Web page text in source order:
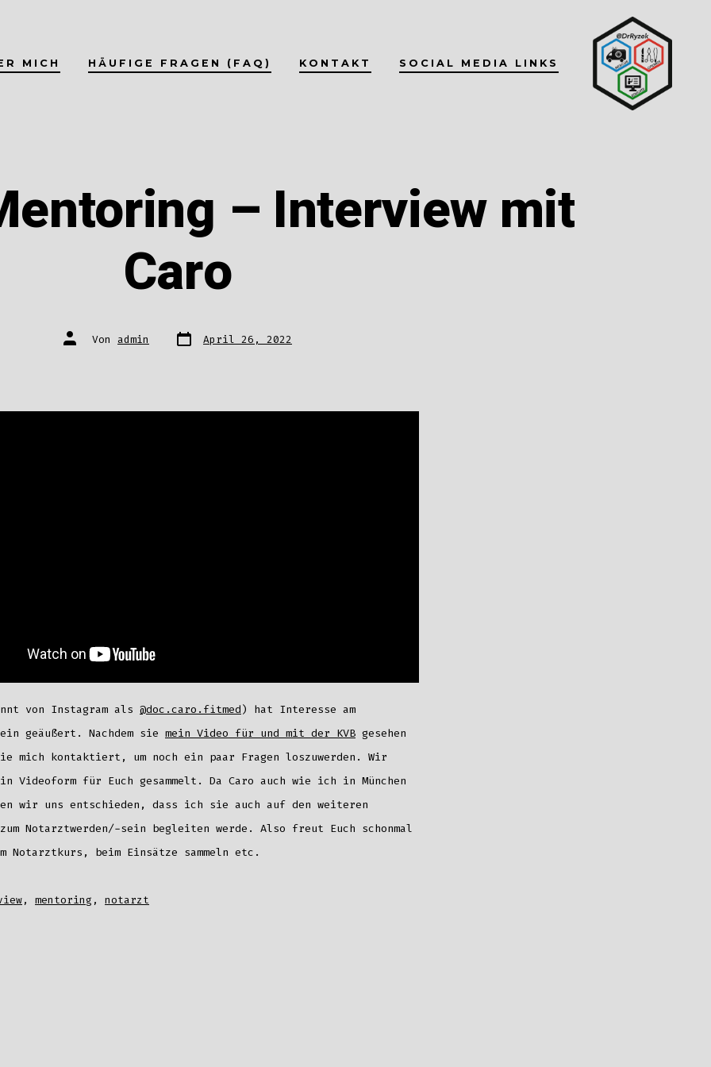
MICH HÄUFIGE FRAGEN (FAQ) KONTAKT SOCIAL MEDIA LINKS
– Interview mit
Caro
Autor
des Von admin Datum
des April 26, 2022
von Instagram als @doc.caro.fitmed) hat Interesse am
geäußert. Nachdem sie mein Video für und mit der KVB gesehen
mich kontaktiert, um noch ein paar Fragen loszuwerden. Wir
Videoform für Euch gesammelt. Da Caro auch wie ich in München
wir uns entschieden, dass ich sie auch auf den weiteren
Notarztwerden/-sein begleiten werde. Also freut Euch schonmal
Notarztkurs, beim Einsätze sammeln etc.
, mentoring , notarzt